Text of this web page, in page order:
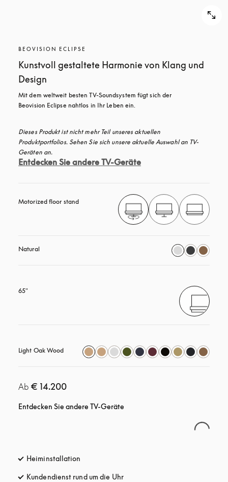
BEOVISION ECLIPSE
Kunstvoll gestaltete Harmonie von Klang und
Design
Mit dem weltweit besten TV-Soundsystem fügt sich der
Beovision Eclipse nahtlos in Ihr Leben ein.
Dieses Produkt ist nicht mehr Teil unseres aktuellen
Produktportfolios. Sehen Sie sich unsere aktuelle Auswahl an TV-
Geräten an.
Entdecken Sie andere TV-Geräte
Motorized floor stand
Natural
65"
Light Oak Wood
Ab € 14.200
Entdecken Sie andere TV-Geräte
Heiminstallation
Kundendienst rund um die Uhröffnet sich in einem neuen Tab